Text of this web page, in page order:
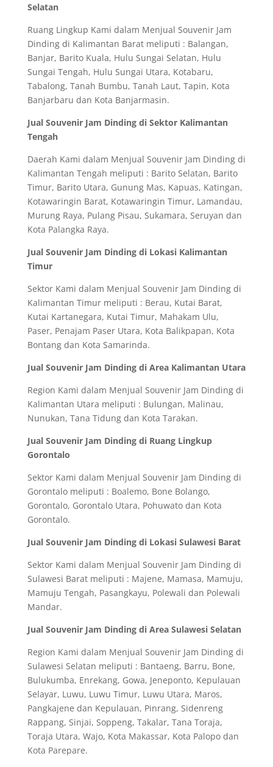
Selatan
Ruang Lingkup Kami dalam Menjual Souvenir Jam
Dinding di Kalimantan Barat meliputi : Balangan,
Banjar, Barito Kuala, Hulu Sungai Selatan, Hulu
Sungai Tengah, Hulu Sungai Utara, Kotabaru,
Tabalong, Tanah Bumbu, Tanah Laut, Tapin, Kota
Banjarbaru dan Kota Banjarmasin.
Jual Souvenir Jam Dinding di Sektor Kalimantan
Tengah
Daerah Kami dalam Menjual Souvenir Jam Dinding di
Kalimantan Tengah meliputi : Barito Selatan, Barito
Timur, Barito Utara, Gunung Mas, Kapuas, Katingan,
Kotawaringin Barat, Kotawaringin Timur, Lamandau,
Murung Raya, Pulang Pisau, Sukamara, Seruyan dan
Kota Palangka Raya.
Jual Souvenir Jam Dinding di Lokasi Kalimantan
Timur
Sektor Kami dalam Menjual Souvenir Jam Dinding di
Kalimantan Timur meliputi : Berau, Kutai Barat,
Kutai Kartanegara, Kutai Timur, Mahakam Ulu,
Paser, Penajam Paser Utara, Kota Balikpapan, Kota
Bontang dan Kota Samarinda.
Jual Souvenir Jam Dinding di Area Kalimantan Utara
Region Kami dalam Menjual Souvenir Jam Dinding di
Kalimantan Utara meliputi : Bulungan, Malinau,
Nunukan, Tana Tidung dan Kota Tarakan.
Jual Souvenir Jam Dinding di Ruang Lingkup
Gorontalo
Sektor Kami dalam Menjual Souvenir Jam Dinding di
Gorontalo meliputi : Boalemo, Bone Bolango,
Gorontalo, Gorontalo Utara, Pohuwato dan Kota
Gorontalo.
Jual Souvenir Jam Dinding di Lokasi Sulawesi Barat
Sektor Kami dalam Menjual Souvenir Jam Dinding di
Sulawesi Barat meliputi : Majene, Mamasa, Mamuju,
Mamuju Tengah, Pasangkayu, Polewali dan Polewali
Mandar.
Jual Souvenir Jam Dinding di Area Sulawesi Selatan
Region Kami dalam Menjual Souvenir Jam Dinding di
Sulawesi Selatan meliputi : Bantaeng, Barru, Bone,
Bulukumba, Enrekang, Gowa, Jeneponto, Kepulauan
Selayar, Luwu, Luwu Timur, Luwu Utara, Maros,
Pangkajene dan Kepulauan, Pinrang, Sidenreng
Rappang, Sinjai, Soppeng, Takalar, Tana Toraja,
Toraja Utara, Wajo, Kota Makassar, Kota Palopo dan
Kota Parepare.